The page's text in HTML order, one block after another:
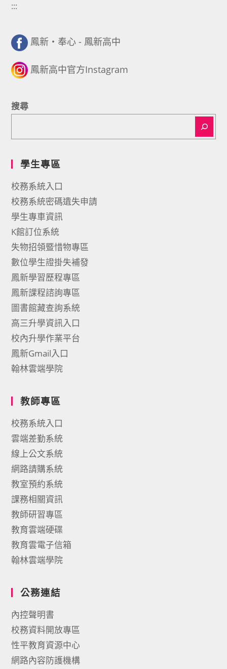
:::
鳳新・奉心 - 鳳新高中
鳳新高中官方Instagram
搜尋
學生專區
校務系統入口
校務系統密碼遺失申請
學生專車資訊
K館訂位系統
失物招領暨惜物專區
數位學生證掛失補發
鳳新學習歷程專區
鳳新課程諮詢專區
圖書館藏查詢系統
高三升學資訊入口
校內升學作業平台
鳳新Gmail入口
翰林雲端學院
教師專區
校務系統入口
雲端差勤系統
線上公文系統
網路請購系統
教室預約系統
課務相關資訊
教師研習專區
教育雲端硬碟
教育雲電子信箱
翰林雲端學院
公務連結
內控聲明書
校務資料開放專區
性平教育資源中心
網路內容防護機構